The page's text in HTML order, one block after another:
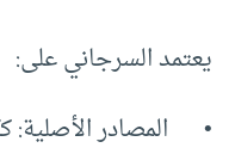
يعتمد السرجاني على:
• المصادر الأصلية: